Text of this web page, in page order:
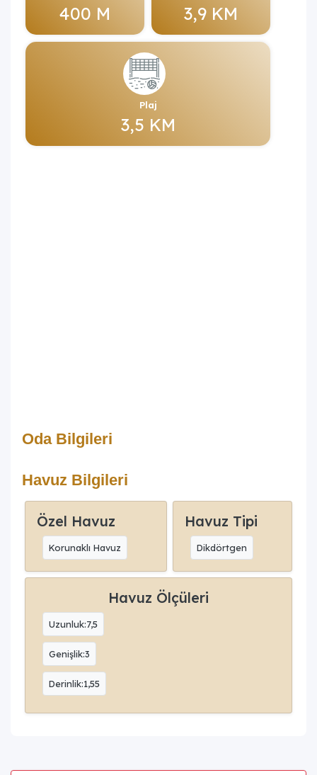
400 M 3,9 KM
Plaj
3,5 KM
Oda Bilgileri
Havuz Bilgileri
Özel Havuz
Korunaklı Havuz
Havuz Tipi
Dikdörtgen
Havuz Ölçüleri
Uzunluk:7,5
Genişlik:3
Derinlik:1,55